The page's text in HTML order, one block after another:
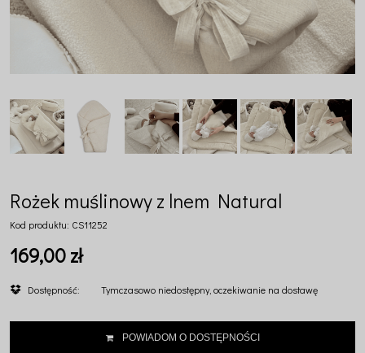
Rożek muślinowy z lnem Natural
Kod produktu: CS11252
169,00 zł
Dostępność: Tymczasowo niedostępny, oczekiwanie na dostawę
POWIADOM O DOSTĘPNOŚCI